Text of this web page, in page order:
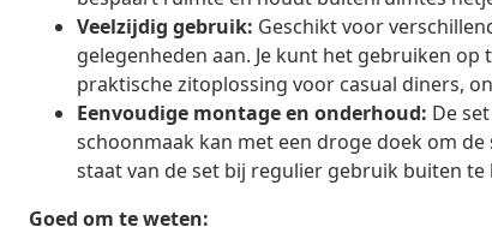
Veelzijdig gebruik: Geschikt voor
gelegenheden aan. Je kunt het gebruiken
praktische zitoplossing voor casual diners,
Eenvoudige montage en onderhoud: De
schoonmaak kan met een droge doek om
staat van de set bij regulier gebruik buiten te
Goed om te weten: